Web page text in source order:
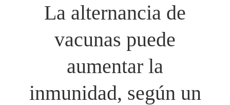
La alternancia de
vacunas puede
aumentar la
inmunidad, según un